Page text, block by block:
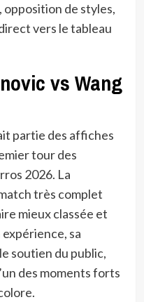
de styles,
vers le tableau
vs Wang
partie des affiches
tour des
2026. La
très complet
mieux classée et
sa
soutien du public,
des moments forts